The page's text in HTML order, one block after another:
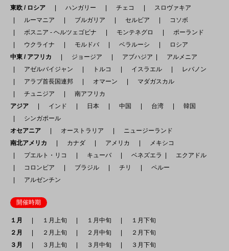
東欧 / ロシア
ハンガリー チェコ
スロヴァキア
ルーマニア
ブルガリア セルビア
コソボ
ボスニア - ヘルツェゴビナ
モンテネグロ
ポーランド
ウクライナ
モルドバ ベラルーシ
ロシア
中東 / アフリカ
ジョージア アブハジア
アルメニア
アゼルバイジャン
トルコ イスラエル
レバノン
アラブ首長国連邦
オマーン
マダガスカル
チュニジア
南アフリカ
アジア
インド 日本 中国 台湾
韓国
シンガポール
オセアニア
オーストラリア
ニュージーランド
南北アメリカ
カナダ アメリカ
メキシコ
プエルト・リコ
キューバ ベネズエラ
エクアドル
コロンビア
ブラジル チリ
ペルー
アルゼンチン
開催時期
１月 １月上旬 １月中旬
１月下旬
２月
２月上旬 ２月中旬
２月下旬
３月
３月上旬 ３月中旬
３月下旬